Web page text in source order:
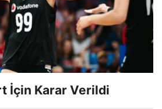
İçin Karar Verildi